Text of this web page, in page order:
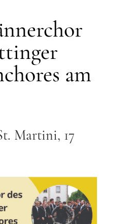
am
Martini, 17